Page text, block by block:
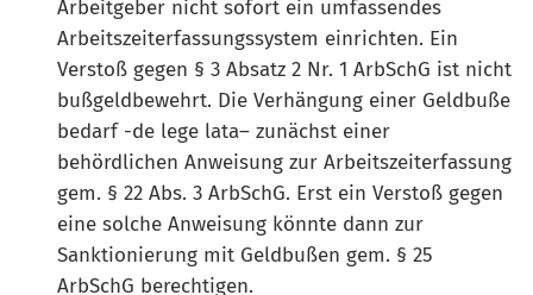
Arbeitgeber nicht sofort ein umfassendes
Arbeitszeiterfassungssystem einrichten. Ein
Verstoß gegen § 3 Absatz 2 Nr. 1 ArbSchG ist nicht
bußgeldbewehrt. Die Verhängung einer Geldbuße
bedarf -de lege lata– zunächst einer
behördlichen Anweisung zur Arbeitszeiterfassung
gem. § 22 Abs. 3 ArbSchG. Erst ein Verstoß gegen
eine solche Anweisung könnte dann zur
Sanktionierung mit Geldbußen gem. § 25
ArbSchG berechtigen.